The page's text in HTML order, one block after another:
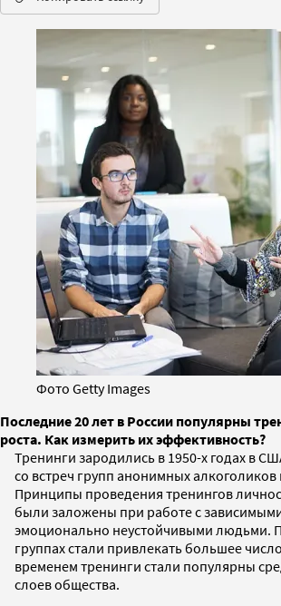
Фото Getty Images
Последние 20 лет в России популярны
роста. Как измерить их эффективность?
Тренинги зародились в 1950-х годах в
со встреч групп анонимных алкоголиков
Принципы проведения тренингов
были заложены при работе с
эмоционально неустойчивыми людьми.
группах стали привлекать большее
временем тренинги стали популярны
слоев общества.